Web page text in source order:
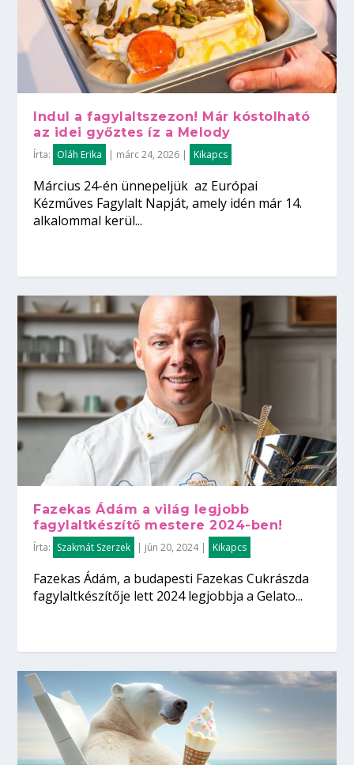
Indul a fagylaltszezon! Már kóstolható
az idei győztes íz a Melody
Írta: Oláh Erika | márc 24, 2026 | Kikapcs
Március 24-én ünnepeljük az Európai
Kézműves Fagylalt Napját, amely idén már 14.
alkalommal kerül...
Fazekas Ádám a világ legjobb
fagylaltkészítő mestere 2024-ben!
Írta: Szakmát Szerzek | jún 20, 2024| Kikapcs
Fazekas Ádám, a budapesti Fazekas Cukrászda
fagylaltkészítője lett 2024 legjobbja a Gelato...